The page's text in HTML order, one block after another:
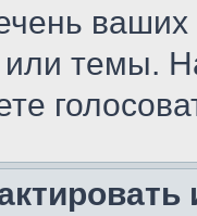
ваших
темы.